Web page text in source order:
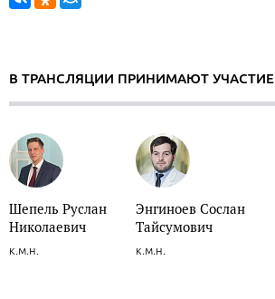
В ТРАНСЛЯЦИИ ПРИНИМАЮТ УЧАСТИЕ
Шепель Руслан
Николаевич
к.м.н.
Энгиноев Сослан
Тайсумович
к.м.н.